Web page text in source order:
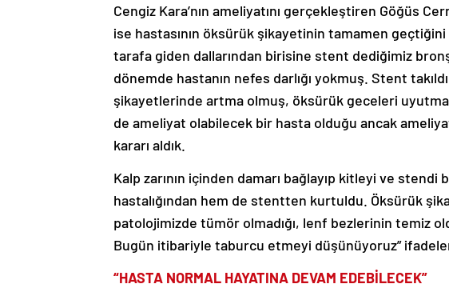
Cengiz Kara’nın ameliyatını gerçekleştiren Göğüs
ise hastasının öksürük şikayetinin tamamen
tarafa giden dallarından birisine stent dediğimiz
dönemde hastanın nefes darlığı yokmuş. Stent
şikayetlerinde artma olmuş, öksürük geceleri
de ameliyat olabilecek bir hasta olduğu ancak
kararı aldık.
Kalp zarının içinden damarı bağlayıp kitleyi ve stendi
hastalığından hem de stentten kurtuldu. Öksürük
patolojimizde tümör olmadığı, lenf bezlerinin temiz
Bugün itibariyle taburcu etmeyi düşünüyoruz”
“HASTA NORMAL HAYATINA DEVAM EDEBİLECEK”